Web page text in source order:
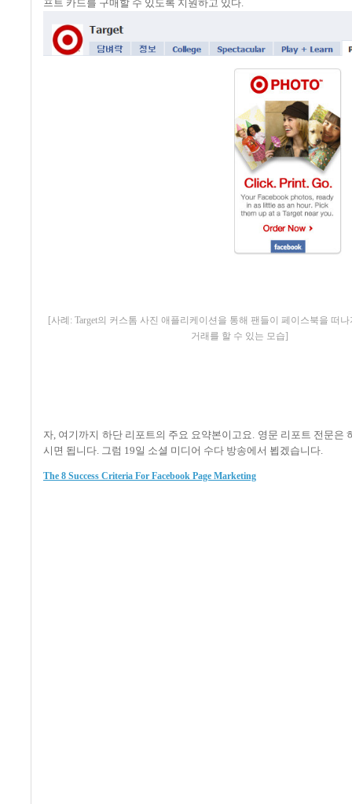
프트 카드를 구매할 수 있도록 지원하고 있다.
[사례: Target의 커스톰 사진 애플리케이션을 통해 팬들이 페이스북을 떠
거래를 할 수 있는 모습]
자, 여기까지 하단 리포트의 주요 요약본이고요. 영문 리포트 전문은
시면 됩니다. 그럼 19일 소셜 미디어 수다 방송에서 뵙겠습니다.
The 8 Success Criteria For Facebook Page Marketing